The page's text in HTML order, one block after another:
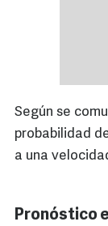
Según se
probabilidad
a una
Pronóstico